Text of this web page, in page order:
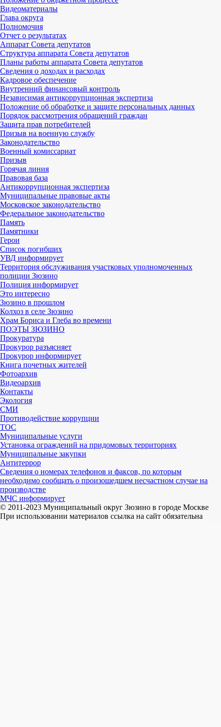
Видеоматериалы
Глава округа
Полномочия
Отчет о результатах
Аппарат Совета депутатов
Структура аппарата Совета депутатов
Планы работы аппарата Совета депутатов
Сведения о доходах и расходах
Кадровое обеспечение
Внутренний финансовый контроль
Независимая антикоррупционная экспертиза
Положение об обработке и защите персональных данных
Порядок рассмотрения обращений граждан
Защита прав потребителей
Призыв на военную службу
Законодательство
Военный комиссариат
Призыв
Горячая линия
Правовая база
Антикоррупционная экспертиза
Муниципальные правовые акты
Московское законодательство
Федеральное законодательство
Память
Памятники
Герои
Список погибших
УВД информирует
Территория обслуживания участковых уполномоченных
полиции Зюзино
Полиция информирует
Это интересно
Зюзино в прошлом
Колхоз в селе Зюзино
Храм Бориса и Глеба во времени
ПОЭТЫ ЗЮЗИНО
Прокуратура
Прокурор разъясняет
Прокурор информирует
Книга почетных жителей
Фотоархив
Видеоархив
Контакты
Экология
СМИ
Противодействие коррупции
ТОС
Муниципальные услуги
Установка ограждений на придомовых территориях
Муниципальные закупки
Антитеррор
Сведения о номерах телефонов и факсов, по которым
необходимо сообщать о произошедшем несчастном случае на
производстве
МЧС информирует
© 2011-2023 Муниципальный округ Зюзино в городе Москве
При использовании материалов ссылка на сайт обязательна